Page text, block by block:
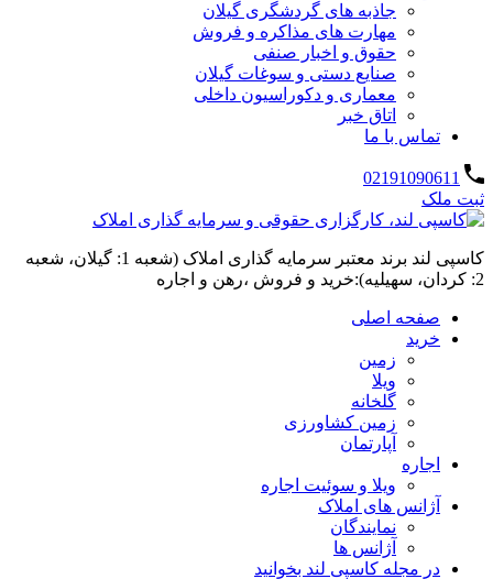
جاذبه های گردشگری گیلان
مهارت های مذاکره و فروش
حقوق و اخبار صنفی
صنایع دستی و سوغات گیلان
معماری و دکوراسیون داخلی
اتاق خبر
تماس با ما
02191090611
ثبت ملک
کاسپی لند برند معتبر سرمایه گذاری املاک (شعبه 1: گیلان، شعبه
2: کردان، سهیلیه):خرید و فروش ،رهن و اجاره
صفحه اصلی
خرید
زمین
ویلا
گلخانه
زمین کشاورزی
آپارتمان
اجاره
ویلا و سوئیت اجاره
آژانس های املاک
نمایندگان
آژانس ها
در مجله کاسپی لند بخوانید